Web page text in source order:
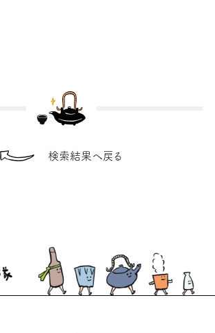
検索結果へ戻る